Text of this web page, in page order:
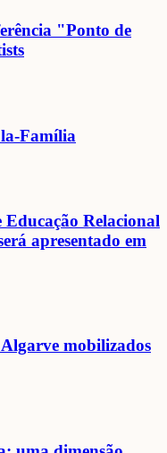
"Ponto de
Família
Relacional
apresentado em
mobilizados